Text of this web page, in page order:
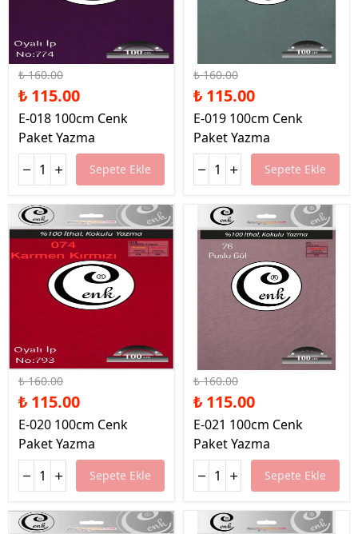
%28 İndirim
₺ 160.00
₺ 115.00
E-018 100cm Cenk
Paket Yazma
Sepete Ekle
₺ 160.00
₺ 115.00
E-019 100cm Cenk
Paket Yazma
Sepete Ekle
%28 İndirim
₺ 160.00
₺ 115.00
E-020 100cm Cenk
Paket Yazma
Sepete Ekle
₺ 160.00
₺ 115.00
E-021 100cm Cenk
Paket Yazma
Sepete Ekle